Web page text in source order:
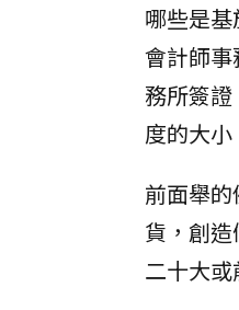
哪些是
會計師
務所簽
度的大小
前面舉
貨，創
二十大